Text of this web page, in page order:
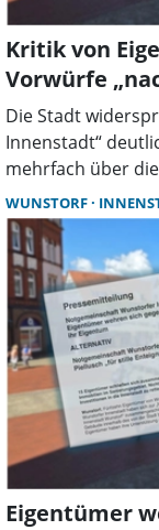
Kritik von
Vorwürfe
Die Stadt
Innenstadt“
mehrfach über
rechtliche Folgen
informiert
Unterlagen.
WUNSTORF
Eigentümer